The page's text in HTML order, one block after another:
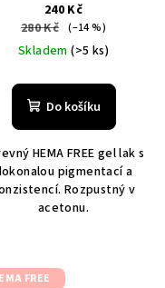
240 Kč
280 Kč (–14 %)
Skladem(>5 ks)
Do košíku
HEMA FREE gel lak s
pigmentací a
Rozpustný v
acetonu.
FREE